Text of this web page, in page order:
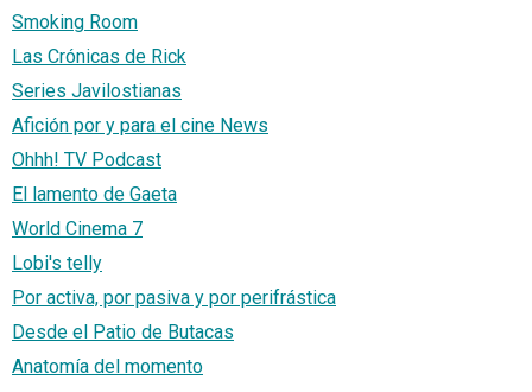
Smoking Room
Las Crónicas de Rick
Series Javilostianas
Afición por y para el cine News
Ohhh! TV Podcast
El lamento de Gaeta
World Cinema 7
Lobi's telly
Por activa, por pasiva y por perifrástica
Desde el Patio de Butacas
Anatomía del momento